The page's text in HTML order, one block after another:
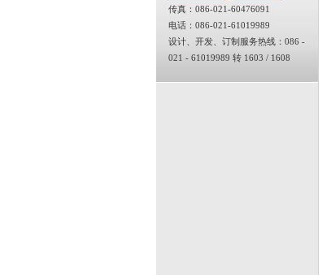
传真：086-021-60476091
电话：086-021-61019989
设计、开发、订制服务热线：086 -
021 - 61019989 转 1603 / 1608